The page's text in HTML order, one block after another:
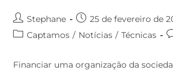
Stephane
25 de fevereiro de
Captamos / Notícias / Técnicas
Financiar uma organização da